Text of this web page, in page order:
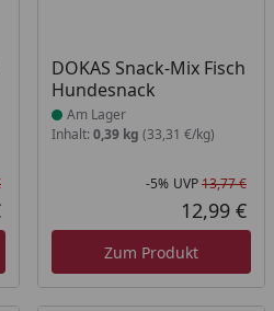
in ProzentPreis
Preis
DOKAS Snack-Mix Fisch
Hundesnack
Produkt am Lager
Am Lager
Inhalt: 0,39 kg (33,31 €/kg)
-5% UVP13,77 €
12,99 €
Zum Produkt